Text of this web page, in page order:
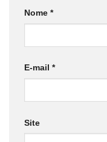
Nome *
E-mail *
Site